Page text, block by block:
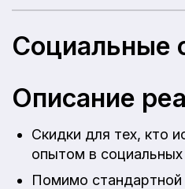
Социальные
Описание
Скидки для тех, кто
опытом в социальных
Помимо стандартной